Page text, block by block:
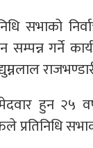
सभाको
सम्पन्न गर्ने
हुन २५
प्रतिनिधि